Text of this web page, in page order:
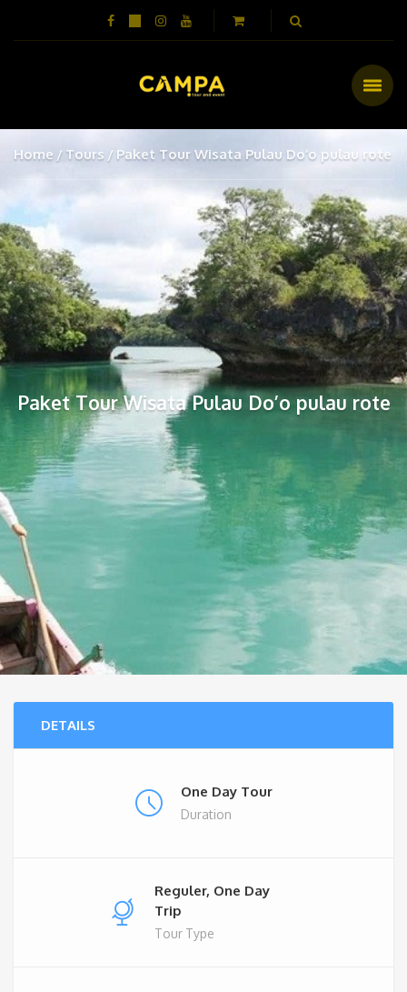
Home Tours Paket Tour Wisata Pulau Do’o pulau rote
Paket Tour Wisata Pulau Do’o pulau rote
DETAILS
One Day Tour
Duration
Reguler, One Day
Trip
Tour Type